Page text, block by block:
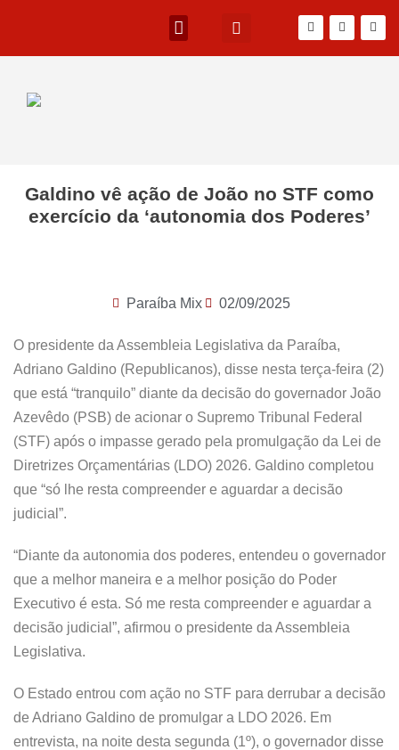
Galdino vê ação de João no STF como
exercício da ‘autonomia dos Poderes’
Paraíba Mix 02/09/2025
O presidente da Assembleia Legislativa da Paraíba,
Adriano Galdino (Republicanos), disse nesta terça-feira (2)
que está “tranquilo” diante da decisão do governador João
Azevêdo (PSB) de acionar o Supremo Tribunal Federal
(STF) após o impasse gerado pela promulgação da Lei de
Diretrizes Orçamentárias (LDO) 2026. Galdino completou
que “só lhe resta compreender e aguardar a decisão
judicial”.
“Diante da autonomia dos poderes, entendeu o governador
que a melhor maneira e a melhor posição do Poder
Executivo é esta. Só me resta compreender e aguardar a
decisão judicial”, afirmou o presidente da Assembleia
Legislativa.
O Estado entrou com ação no STF para derrubar a decisão
de Adriano Galdino de promulgar a LDO 2026. Em
entrevista, na noite desta segunda (1º), o governador disse